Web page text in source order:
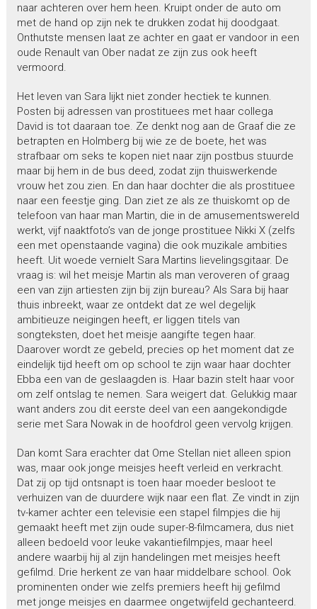
naar achteren over hem heen. Kruipt onder de auto om
met de hand op zijn nek te drukken zodat hij doodgaat.
Onthutste mensen laat ze achter en gaat er vandoor in een
oude Renault van Ober nadat ze zijn zus ook heeft
vermoord.
Het leven van Sara lijkt niet zonder hectiek te kunnen.
Posten bij adressen van prostituees met haar collega
David is tot daaraan toe. Ze denkt nog aan de Graaf die ze
betrapten en Holmberg bij wie ze de boete, het was
strafbaar om seks te kopen niet naar zijn postbus stuurde
maar bij hem in de bus deed, zodat zijn thuiswerkende
vrouw het zou zien. En dan haar dochter die als prostituee
naar een feestje ging. Dan ziet ze als ze thuiskomt op de
telefoon van haar man Martin, die in de amusementswereld
werkt, vijf naaktfoto’s van de jonge prostituee Nikki X (zelfs
een met openstaande vagina) die ook muzikale ambities
heeft. Uit woede vernielt Sara Martins lievelingsgitaar. De
vraag is: wil het meisje Martin als man veroveren of graag
een van zijn artiesten zijn bij zijn bureau? Als Sara bij haar
thuis inbreekt, waar ze ontdekt dat ze wel degelijk
ambitieuze neigingen heeft, er liggen titels van
songteksten, doet het meisje aangifte tegen haar.
Daarover wordt ze gebeld, precies op het moment dat ze
eindelijk tijd heeft om op school te zijn waar haar dochter
Ebba een van de geslaagden is. Haar bazin stelt haar voor
om zelf ontslag te nemen. Sara weigert dat. Gelukkig maar
want anders zou dit eerste deel van een aangekondigde
serie met Sara Nowak in de hoofdrol geen vervolg krijgen.
Dan komt Sara erachter dat Ome Stellan niet alleen spion
was, maar ook jonge meisjes heeft verleid en verkracht.
Dat zij op tijd ontsnapt is toen haar moeder besloot te
verhuizen van de duurdere wijk naar een flat. Ze vindt in zijn
tv-kamer achter een televisie een stapel filmpjes die hij
gemaakt heeft met zijn oude super-8-filmcamera, dus niet
alleen bedoeld voor leuke vakantiefilmpjes, maar heel
andere waarbij hij al zijn handelingen met meisjes heeft
gefilmd. Drie herkent ze van haar middelbare school. Ook
prominenten onder wie zelfs premiers heeft hij gefilmd
met jonge meisjes en daarmee ongetwijfeld gechanteerd.